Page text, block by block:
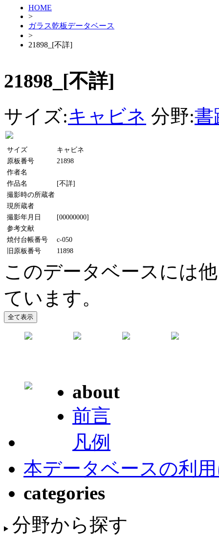
HOME
>
ガラス乾板データベース
>
21898_[不詳]
21898_[不詳]
サイズ:キャビネ 分野:書
サイズ
キャビネ
原板番号
21898
作者名
作品名
[不詳]
撮影時の所蔵者
現所蔵者
撮影年月日
[00000000]
参考文献
焼付台帳番号
c-050
旧原板番号
11898
このデータベースには
ています。
about
前言
凡例
本データベースの利
categories
分野から探す